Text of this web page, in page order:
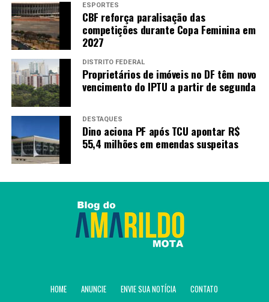
ESPORTES
CBF reforça paralisação das
competições durante Copa Feminina em
2027
DISTRITO FEDERAL
Proprietários de imóveis no DF têm novo
vencimento do IPTU a partir de segunda
DESTAQUES
Dino aciona PF após TCU apontar R$
55,4 milhões em emendas suspeitas
HOME ANUNCIE ENVIE SUA NOTÍCIA CONTATO